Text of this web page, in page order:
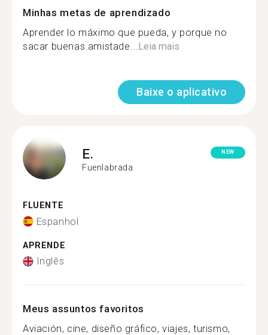
Minhas metas de aprendizado
Aprender lo máximo que pueda, y porque no
sacar buenas amistade...Leia mais
Baixe o aplicativo
E.
Fuenlabrada
NEW
FLUENTE
Espanhol
APRENDE
Inglês
Meus assuntos favoritos
Aviación, cine, diseño gráfico, viajes, turismo,